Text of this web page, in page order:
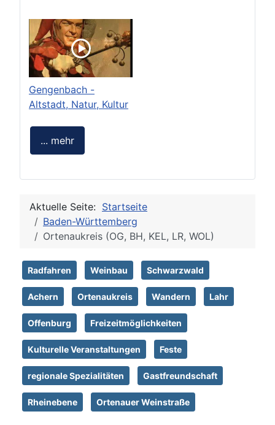
Gengenbach -
Altstadt, Natur, Kultur
... mehr
Aktuelle Seite: Startseite
Baden-Württemberg
Ortenaukreis (OG, BH, KEL, LR, WOL)
Radfahren Weinbau Schwarzwald
Achern Ortenaukreis Wandern Lahr
Offenburg Freizeitmöglichkeiten
Kulturelle Veranstaltungen Feste
regionale Spezialitäten Gastfreundschaft
Rheinebene Ortenauer Weinstraße